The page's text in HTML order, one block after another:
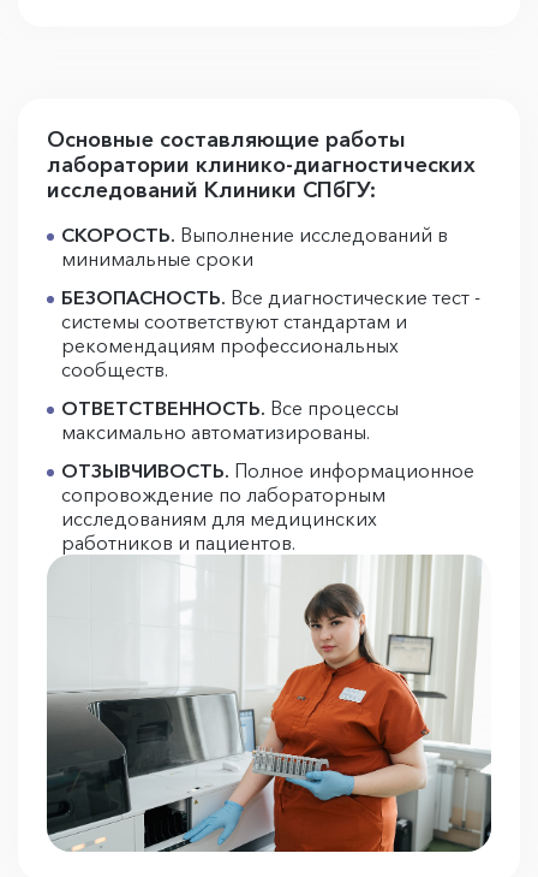
Основные составляющие работы
лаборатории клинико-диагностических
исследований Клиники СПбГУ:
СКОРОСТЬ. Выполнение исследований в
минимальные сроки
БЕЗОПАСНОСТЬ. Все диагностические тест -
системы соответствуют стандартам и
рекомендациям профессиональных
сообществ.
ОТВЕТСТВЕННОСТЬ. Все процессы
максимально автоматизированы.
ОТЗЫВЧИВОСТЬ. Полное информационное
сопровождение по лабораторным
исследованиям для медицинских
работников и пациентов.